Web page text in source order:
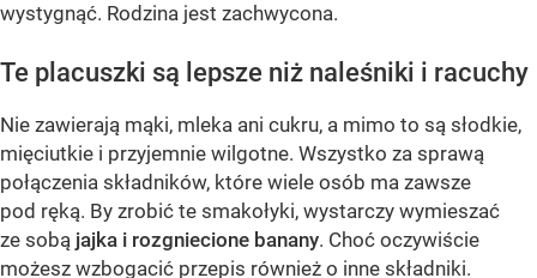
wystygnąć. Rodzina jest zachwycona.
Te placuszki są lepsze niż naleśniki i racuchy
Nie zawierają mąki, mleka ani cukru, a mimo to są słodkie,
mięciutkie i przyjemnie wilgotne. Wszystko za sprawą
połączenia składników, które wiele osób ma zawsze
pod ręką. By zrobić te smakołyki, wystarczy wymieszać
ze sobą jajka i rozgniecione banany. Choć oczywiście
możesz wzbogacić przepis również o inne składniki.